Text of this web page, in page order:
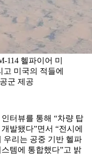
114 헬파이어 미
미국의 적들에
군 제공
터뷰를 통해 “차량 탑
발됐다”면서 “전시에
우리는 공중 기반 헬파
템에 통합했다”고 밝